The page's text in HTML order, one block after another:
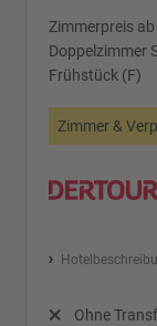
Zimmerpreis
Doppelzimmer
Frühstück (F)
Zimmer &
Ohne